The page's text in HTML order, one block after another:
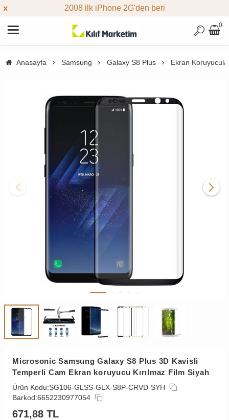
2008 ilk iPhone 2G'den beri
0
Anasayfa Samsung Galaxy S8 Plus Ekran
Microsonic Samsung Galaxy S8 Plus 3D Kavisli
Temperli Cam Ekran koruyucu Kırılmaz Film Siyah
Ürün Kodu:SG106-GLSS-GLX-S8P-CRVD-SYH
Barkod:6652230977054
671,88 TL